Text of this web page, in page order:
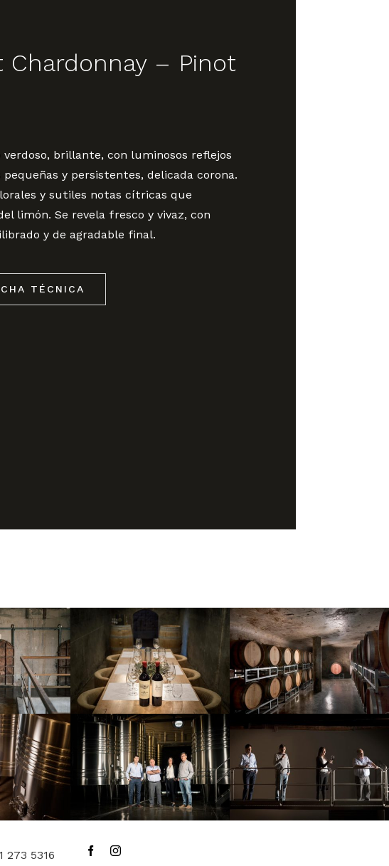
Chardonnay – Pinot
brillante, con luminosos reflejos
y persistentes, delicada corona.
y sutiles notas cítricas que
limón. Se revela fresco y vivaz, con
y de agradable final.
TÉCNICA
273 5316